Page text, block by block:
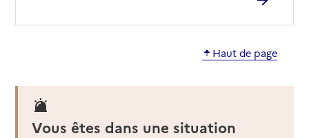
Haut de page
Vous êtes dans une situation